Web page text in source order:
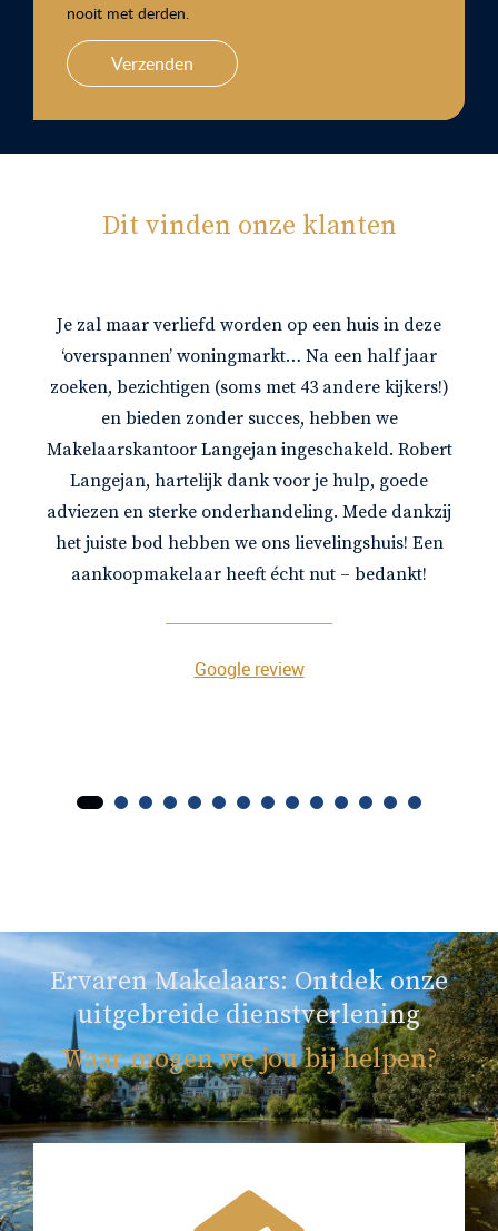
nooit met derden.
Verzenden
Dit vinden onze klanten
Je zal maar verliefd worden op een huis in deze
‘overspannen’ woningmarkt… Na een half jaar
zoeken, bezichtigen (soms met 43 andere kijkers!)
en bieden zonder succes, hebben we
Makelaarskantoor Langejan ingeschakeld. Robert
Langejan, hartelijk dank voor je hulp, goede
adviezen en sterke onderhandeling. Mede dankzij
het juiste bod hebben we ons lievelingshuis! Een
aankoopmakelaar heeft écht nut – bedankt!
Google review
Ervaren Makelaars: Ontdek onze
uitgebreide dienstverlening
Waar mogen we jou bij helpen?